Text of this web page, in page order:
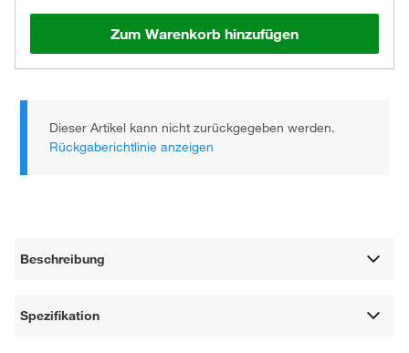
Zum Warenkorb hinzufügen
Dieser Artikel kann nicht zurückgegeben werden.
Rückgaberichtlinie anzeigen
Beschreibung
Spezifikation